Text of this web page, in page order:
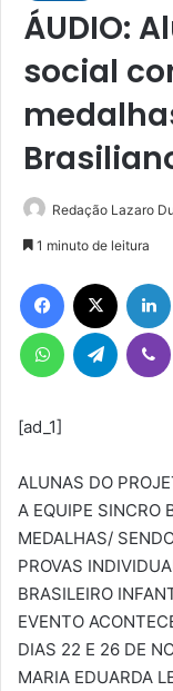
ÁUDIO:
social
Redação Lazaro
1 minuto de leitura
Facebook
WhatsAppTelegram
[ad_1]
ALUNAS DO
A EQUIPE SINCRO
MEDALHAS/
PROVAS
BRASILEIRO
EVENTO
DIAS 22 E 26 DE
MARIA EDUARDA